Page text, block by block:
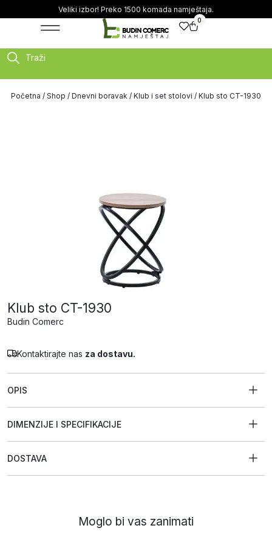
Veliki izbor! Preko 1500 komada namještaja.
0
Traži
Početna / Shop / Dnevni boravak / Klub i set stolovi / Klub sto CT-1930
Klub sto CT-1930
Budin Comerc
Kontaktirajte nas za dostavu.
OPIS
DIMENZIJE I SPECIFIKACIJE
DOSTAVA
Moglo bi vas zanimati